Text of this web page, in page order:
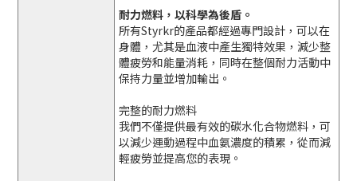
耐力燃料，以科學為後盾。
所有Styrkr的產品都經過專門設計，可以在
身體，尤其是血液中產生獨特效果，減少整
體疲勞和能量消耗，同時在整個耐力活動中
保持力量並增加輸出。
完整的耐力燃料
我們不僅提供最有效的碳水化合物燃料，可
以減少運動過程中血氨濃度的積累，從而減
輕疲勞並提高您的表現。